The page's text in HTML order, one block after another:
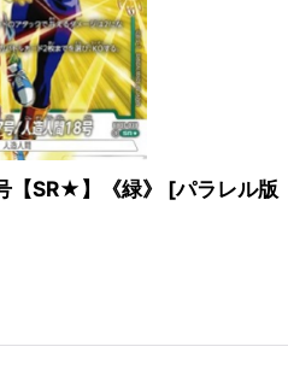
【SR★】《緑》 [パラレル版